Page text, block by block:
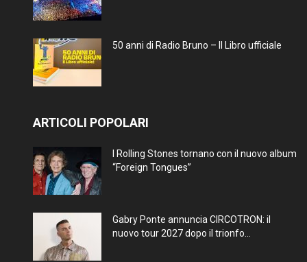
50 anni di Radio Bruno – Il Libro ufficiale
ARTICOLI POPOLARI
I Rolling Stones tornano con il nuovo album
“Foreign Tongues”
Gabry Ponte annuncia CIRCOTRON: il
nuovo tour 2027 dopo il trionfo...